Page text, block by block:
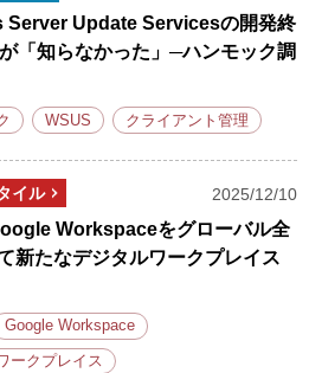
Server Update Servicesの開発終
「知らなかった」─ハンモック調
WSUS クライアント管理
イル 2025/12/10
Workspaceをグローバル全
新たなデジタルワークプレイス
Google Workspace
ークプレイス